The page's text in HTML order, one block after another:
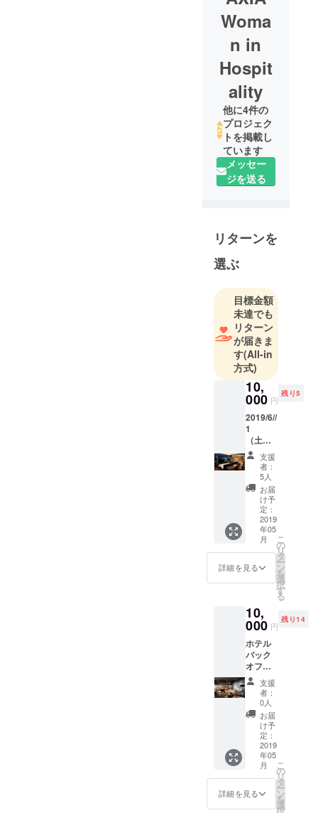
Woma
n in
Hospit
ality
他に4件の
プロジェク
トを掲載し
ています
メッセー
ジを送る
リターンを
選ぶ
目標金額
未達でも
リターン
が届きま
す(All-in
方式)
10,
000 円
残り5
2019/6//
1
（土）
開
催
バック
オフィ
ス ツ
アー第1
アット
セント
リック
銀座の
バック
オフィ
アーに
ご招
待！ ク
ラウド
ファン
ディン
グに賛
同いた
だいた
パトロ
ンの方
限定！
なかな
か見る
ことが
できな
いホテ
支援
者：
5人
お届
け予
定：
2019
年05
月
詳細を見る
こ
の
リ
タ
ー
ン
を
選
択
す
る
10,
000 円
残り14
ホテル
バック
オフィ
ス ご案
内
MOXY
錦糸町
のバッ
クオ
フィス
にご招
待！ 事
前に決
められ
た日時
支援
者：
0人
お届
け予
定：
2019
年05
月
詳細を見る
こ
の
リ
タ
ー
ン
を
選